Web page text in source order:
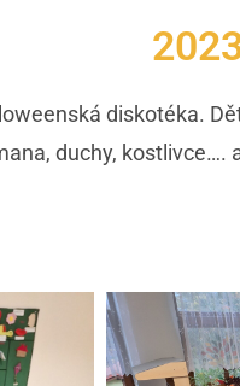
diskotéka.
duchy,